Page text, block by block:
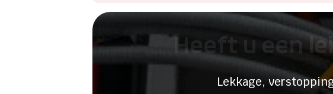
Heeft u een
Lekkage,